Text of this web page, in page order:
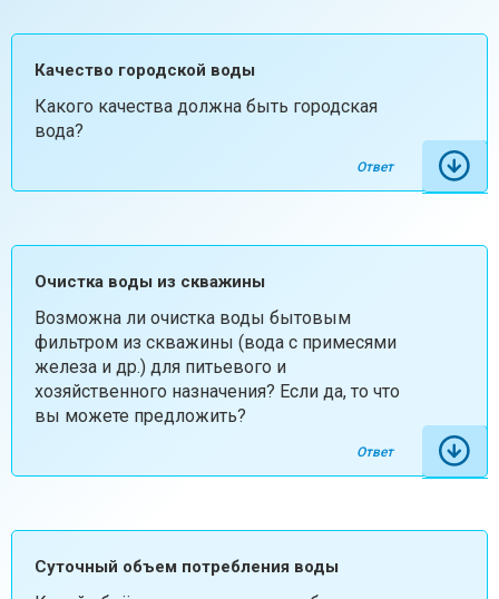
Качество городской воды
Какого качества должна быть городская
вода?
Ответ
Очистка воды из скважины
Возможна ли очистка воды бытовым
фильтром из скважины (вода с примесями
железа и др.) для питьевого и
хозяйственного назначения? Если да, то что
вы можете предложить?
Ответ
Суточный объем потребления воды